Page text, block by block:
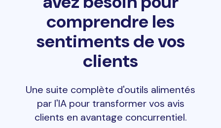
comprendre les
sentiments de vos
clients
Une suite complète d'outils alimentés
par l'IA pour transformer vos avis
clients en avantage concurrentiel.